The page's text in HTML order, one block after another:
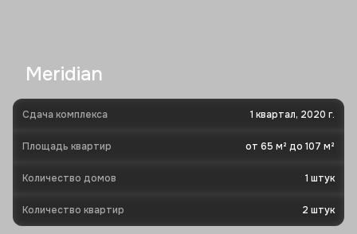
Meridian
Сдача комплекса 1 квартал, 2020 г.
Площадь квартир от 65 м² до 107 м²
Количество домов 1 штук
Количество квартир 2 штук